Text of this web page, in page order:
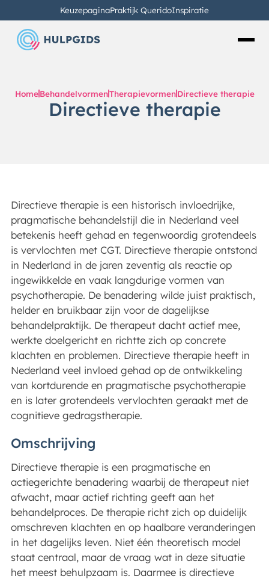
KeuzepaginaPraktijk QueridoInspiratie
Home BehandelvormenTherapievormen Directieve therapie
Directieve therapie
Directieve therapie is een historisch invloedrijke,
pragmatische behandelstijl die in Nederland veel
betekenis heeft gehad en tegenwoordig grotendeels
is vervlochten met CGT. Directieve therapie ontstond
in Nederland in de jaren zeventig als reactie op
ingewikkelde en vaak langdurige vormen van
psychotherapie. De benadering wilde juist praktisch,
helder en bruikbaar zijn voor de dagelijkse
behandelpraktijk. De therapeut dacht actief mee,
werkte doelgericht en richtte zich op concrete
klachten en problemen. Directieve therapie heeft in
Nederland veel invloed gehad op de ontwikkeling
van kortdurende en pragmatische psychotherapie
en is later grotendeels vervlochten geraakt met de
cognitieve gedragstherapie.
Omschrijving
Directieve therapie is een pragmatische en
actiegerichte benadering waarbij de therapeut niet
afwacht, maar actief richting geeft aan het
behandelproces. De therapie richt zich op duidelijk
omschreven klachten en op haalbare veranderingen
in het dagelijks leven. Niet één theoretisch model
staat centraal, maar de vraag wat in deze situatie
het meest behulpzaam is. Daarmee is directieve